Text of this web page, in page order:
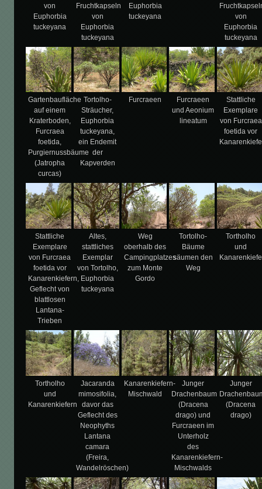
von
Euphorbia
tuckeyana
Fruchtkapseln
von
Euphorbia
tuckeyana
Euphorbia
tuckeyana
von
Euphorbia
tuckeyana
Gartenbaufläche
auf einem
Kraterboden,
Furcraea
foetida,
Purgiernussbäume
(Jatropha
curcas)
Tortolho-
Sträucher,
Euphorbia
tuckeyana,
ein Endemit
der
Kapverden
Furcraeen
Furcraeen
und Aeonium
lineatum
Stattliche
Exemplare
von Furcraea
foetida vor
Stattliche
Exemplare
von Furcraea
foetida vor
Kanarenkiefern,
Geflecht von
blattlosen
Lantana-
Trieben
Altes,
stattliches
Exemplar
von Tortolho,
Euphorbia
tuckeyana
Weg
oberhalb des
Campingplatzes
zum Monte
Gordo
Tortolho-
Bäume
säumen den
Weg
Tortholho
und
Tortholho
und
Kanarenkiefern
Jacaranda
mimosifolia,
davor das
Geflecht des
Neophyths
Lantana
camara
(Freira,
Wandelröschen)
Kanarenkiefern-
Mischwald
Junger
Drachenbaum
(Dracena
drago) und
Furcraeen im
Unterholz
des
Kanarenkiefern-
Mischwalds
Junger
(Dracena
drago)